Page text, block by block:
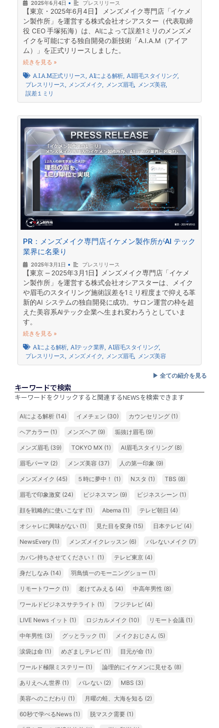
2025年6月4日 • プレスリリース
【東京・2025年6月4日】 メンズメイク専門店「イケメ
ン製作所」を運営する株式会社オシアスター（代表取締
役 CEO 手塚拓海）は、AIによって誤差1ミリのメンズメ
イクを可能にする独自開発の新技術「A.I.A.M（アイア
ム）」を正式リリースしました。
続きを見る »
A.I.A.M正式リリース AIによる解析, AI眉毛スタイリング,
プレスリリース
メンズメイク メンズ眉毛, メンズ美容,
誤差１ミリ
PR：メンズメイク専門店イケメン製作所がAI テック
業界に名乗り
2025年3月1日 • プレスリリース
【東京 ‒ 2025年3⽉1⽇】メンズメイク専⾨店「イケメ
ン製作所」を運営する株式会社オシアスターは、メイク
や眉⽑のスタイリング施術誤差を1ミリ程度まで抑える⾰
新的AI システムの独⾃開発に成功。サロン運営の枠を超
えた美容系AIテック企業へ⽣まれ変わろうとしていま
す。
続きを見る »
AIによる解析, AIテック業界, AI眉毛スタイリング,
プレスリリース
メンズメイク メンズ眉毛, メンズ美容
▶︎ 全ての紹介を見る
キーワードで検索
キーワードをクリックすると関連するNEWSを検索できます
AIによる解析 (14) イメチェン (30) カウンセリング (1)
ヘアカラー (1) メンズヘア (9) 垢抜け眉毛 (9)
メンズ眉毛 (39) TOKYO MX (1) AI眉毛スタイリング (8)
眉毛パーマ (2) メンズ美容 (37) 人の第一印象 (9)
メンズメイク (45) ５時に夢中！ (1) Nスタ (1) TBS (8)
眉毛で印象激変 (24) ビジネスマン (9) ビジネスシーン (1)
顔を戦略的に使いこなす (1) Abema (1) テレビ朝日 (4)
オシャレに興味がない (1) 見た目を変身 (15) 日本テレビ (4)
NewsEvery (1) メンズメイクレッスン (6) バレないメイク (7)
カバン持ちさせてください！ (1) テレビ東京 (4)
身だしなみ (14) 羽鳥慎一のモーニングショー (1)
リモートワーク (1) 老けてみえる (4) 中高年男性 (8)
ワールドビジネスサテライト (1) フジテレビ (4)
LIVE News イット (1) ロジカルメイク (10) リモート会議 (1)
中年男性 (3) グッとラック (1) メイクおじさん (5)
涙袋は命 (1) めざましテレビ (1) 目元が命 (1)
ワールド極限ミステリー (1) 論理的にイケメンに見せる (8)
ありえへん世界 (1) バレない (2) MBS (3)
美容へのこだわり (1) 月曜の蛙、大海を知る (2)
60秒で学べるNews (1) 脱マスク需要 (1)